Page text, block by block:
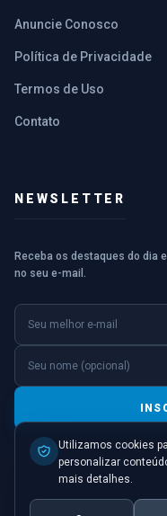
Anuncie Conosco
Política de Privacidade
Termos de Uso
Contato
NEWSLETTER
Receba os destaques do dia
no seu e-mail.
E-mail
Nome (opcional)
Utilizamos cookies
personalizar
mais detalhes.